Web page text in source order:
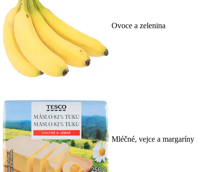
Ovoce a zelenina
Mléčné, vejce a margaríny